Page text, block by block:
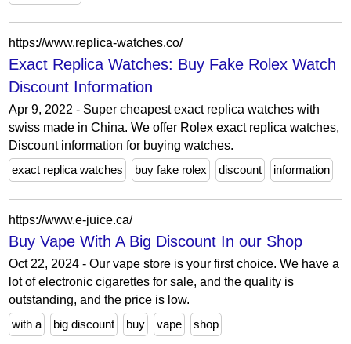
https://www.replica-watches.co/
Exact Replica Watches: Buy Fake Rolex Watch
Discount Information
Apr 9, 2022 - Super cheapest exact replica watches with
swiss made in China. We offer Rolex exact replica watches,
Discount information for buying watches.
exact replica watches
buy fake rolex discount information
https://www.e-juice.ca/
Buy Vape With A Big Discount In our Shop
Oct 22, 2024 - Our vape store is your first choice. We have a
lot of electronic cigarettes for sale, and the quality is
outstanding, and the price is low.
with a
big discount buy vape shop